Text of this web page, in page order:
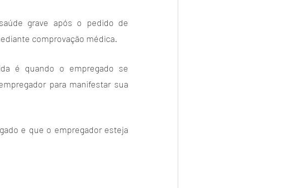
grave após o pedido de
comprovação médica.
é quando o empregado se
para manifestar sua
e que o empregador esteja